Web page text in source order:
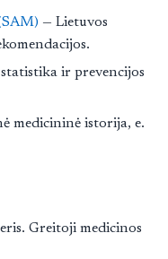
— Lietuvos
ir prevencijos
medicininė istorija, e.
Greitoji medicinos